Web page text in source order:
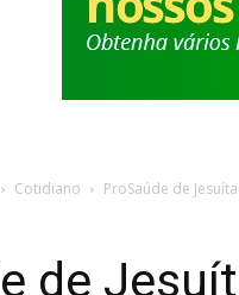
Cotidiano ProSaúde de
de